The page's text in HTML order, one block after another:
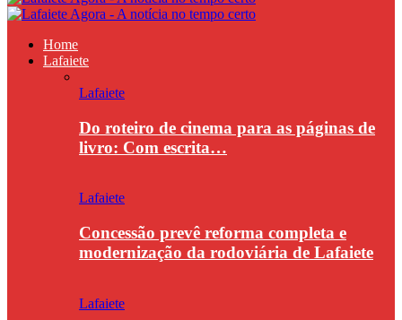
Home
Lafaiete
Lafaiete
Do roteiro de cinema para as páginas de
livro: Com escrita…
Lafaiete
Concessão prevê reforma completa e
modernização da rodoviária de Lafaiete
Lafaiete